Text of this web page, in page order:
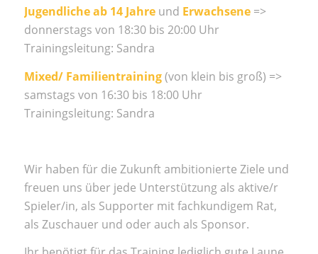
Jugendliche ab 14 Jahreund Erwachsene=>
donnerstags von 18:30 bis 20:00 Uhr
Trainingsleitung: Sandra
Mixed/ Familientraining(von klein bis groß) =>
samstags von 16:30 bis 18:00 Uhr
Trainingsleitung: Sandra
Wir haben für die Zukunft ambitionierte Ziele und
freuen uns über jede Unterstützung als aktive/r
Spieler/in, als Supporter mit fachkundigem Rat,
als Zuschauer und oder auch als Sponsor.